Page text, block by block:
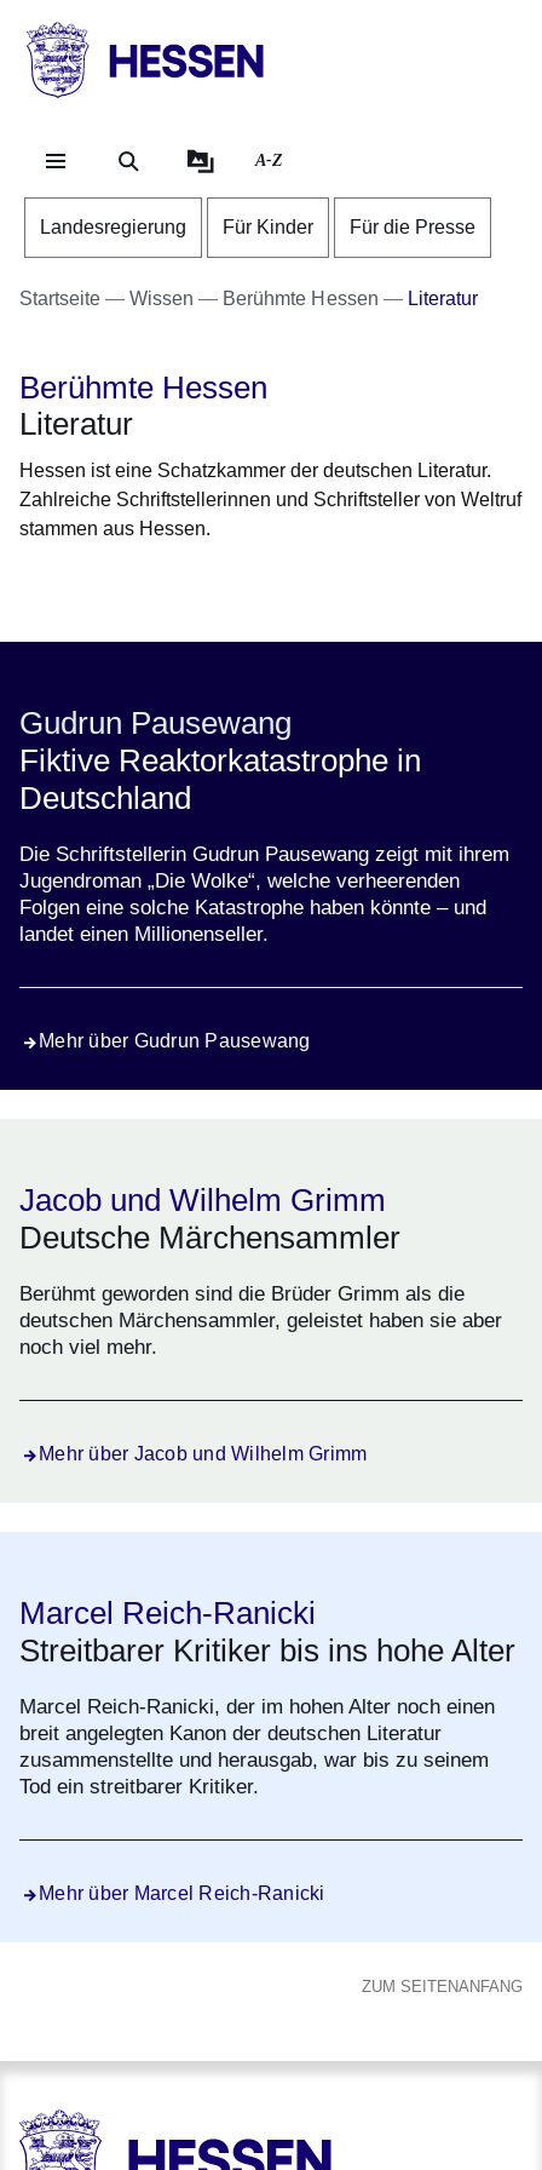
HESSEN
Landesregierung
A-Z
Landesregierung Für Kinder Für die Presse
Startseite Wissen Berühmte Hessen Literatur
Berühmte Hessen
Literatur
Hessen ist eine Schatzkammer der deutschen Literatur.
Zahlreiche Schriftstellerinnen und Schriftsteller von Weltruf
stammen aus Hessen.
Gudrun Pausewang
Fiktive Reaktorkatastrophe in
Deutschland
Die Schriftstellerin Gudrun Pausewang zeigt mit ihrem
Jugendroman „Die Wolke“, welche verheerenden
Folgen eine solche Katastrophe haben könnte – und
landet einen Millionenseller.
Mehr über Gudrun Pausewang
Jacob und Wilhelm Grimm
Deutsche Märchensammler
Berühmt geworden sind die Brüder Grimm als die
deutschen Märchensammler, geleistet haben sie aber
noch viel mehr.
Mehr über Jacob und Wilhelm Grimm
Marcel Reich-Ranicki
Streitbarer Kritiker bis ins hohe Alter
Marcel Reich-Ranicki, der im hohen Alter noch einen
breit angelegten Kanon der deutschen Literatur
zusammenstellte und herausgab, war bis zu seinem
Tod ein streitbarer Kritiker.
Mehr über Marcel Reich-Ranicki
ZUM SEITENANFANG